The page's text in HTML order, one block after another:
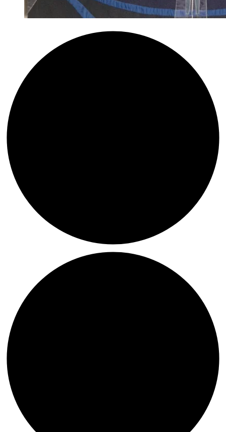
Jahre Museum
Photographie
Braunschweig
Badischen
Kunstverein